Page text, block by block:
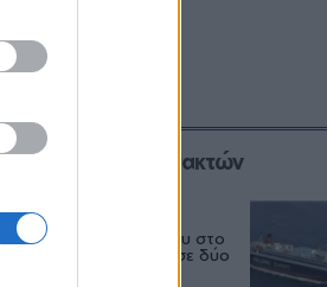
Επιλογές των Συντακτών
ΕΛΛΑΔΑ
Δεύτερη εμπλοκή κάβου στο
«Νήσος Ρόδος» μέσα σε δύο